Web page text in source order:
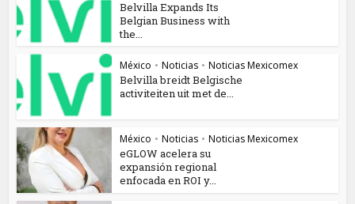
Belvilla Expands Its
Belgian Business with
the...
México • Noticias • Noticias Mexicomex
Belvilla breidt Belgische
activiteiten uit met de...
México • Noticias • Noticias Mexicomex
eGLOW acelera su
expansión regional
enfocada en ROI y...